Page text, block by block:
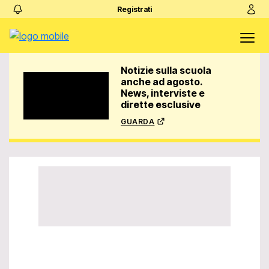
Registrati
Notizie sulla scuola
anche ad agosto.
News, interviste e
dirette esclusive
guarda